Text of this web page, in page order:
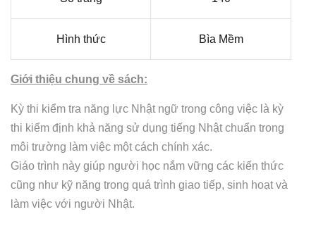
Hình thức Bìa Mềm
Giới thiệu chung về sách:
Kỳ thi kiểm tra năng lực Nhật ngữ trong công việc là kỳ
thi kiểm định khả năng sử dụng tiếng Nhật chuẩn trong
môi trường làm việc một cách chính xác.
Giáo trình này giúp người học nắm vững các kiến thức
cũng như kỹ năng trong quá trình giao tiếp, sinh hoạt và
làm việc với người Nhật.